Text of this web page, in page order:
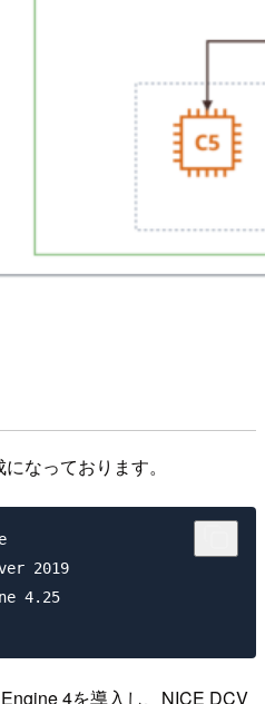
なっております。
2019
4.25
4を導入し、NICE DCV